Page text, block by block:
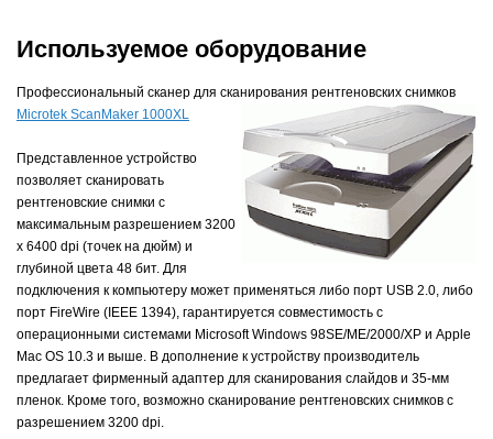
Используемое оборудование
Профессиональный сканер для сканирования рентгеновских снимков
Microtek ScanMaker 1000XL
Представленное устройство
позволяет сканировать
рентгеновские снимки с
максимальным разрешением 3200
x 6400 dpi (точек на дюйм) и
глубиной цвета 48 бит. Для
подключения к компьютеру может применяться либо порт USB 2.0, либо
порт FireWire (IEEE 1394), гарантируется совместимость с
операционными системами Microsoft Windows 98SE/МЕ/2000/ХР и Apple
Mac OS 10.3 и выше. В дополнение к устройству производитель
предлагает фирменный адаптер для сканирования слайдов и 35-мм
пленок. Кроме того, возможно сканирование рентгеновских снимков с
разрешением 3200 dpi.